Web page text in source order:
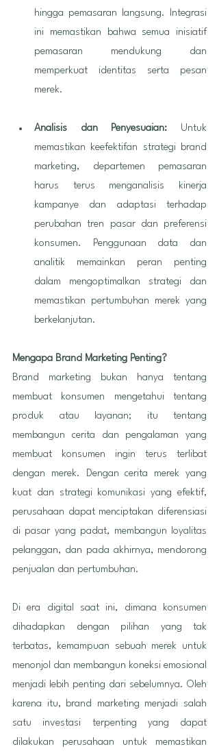
hingga pemasaran langsung. Integrasi
ini memastikan bahwa semua inisiatif
pemasaran mendukung dan
memperkuat identitas serta pesan
merek.
Analisis dan Penyesuaian: Untuk
memastikan keefektifan strategi brand
marketing, departemen pemasaran
harus terus menganalisis kinerja
kampanye dan adaptasi terhadap
perubahan tren pasar dan preferensi
konsumen. Penggunaan data dan
analitik memainkan peran penting
dalam mengoptimalkan strategi dan
memastikan pertumbuhan merek yang
berkelanjutan.
Mengapa Brand Marketing Penting?
Brand marketing bukan hanya tentang
membuat konsumen mengetahui tentang
produk atau layanan; itu tentang
membangun cerita dan pengalaman yang
membuat konsumen ingin terus terlibat
dengan merek. Dengan cerita merek yang
kuat dan strategi komunikasi yang efektif,
perusahaan dapat menciptakan diferensiasi
di pasar yang padat, membangun loyalitas
pelanggan, dan pada akhirnya, mendorong
penjualan dan pertumbuhan.
Di era digital saat ini, dimana konsumen
dihadapkan dengan pilihan yang tak
terbatas, kemampuan sebuah merek untuk
menonjol dan membangun koneksi emosional
menjadi lebih penting dari sebelumnya. Oleh
karena itu, brand marketing menjadi salah
satu investasi terpenting yang dapat
dilakukan perusahaan untuk memastikan